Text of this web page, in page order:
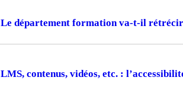
Le département formation va-t-il
LMS, contenus, vidéos, etc. :